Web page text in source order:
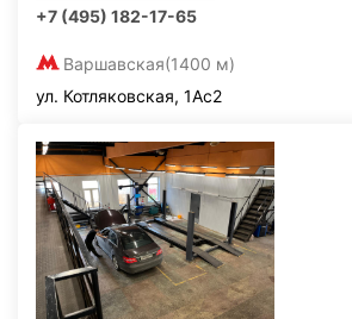
+7 (495) 182-17-65
Варшавская(1400 м)
ул. Котляковская, 1Ас2